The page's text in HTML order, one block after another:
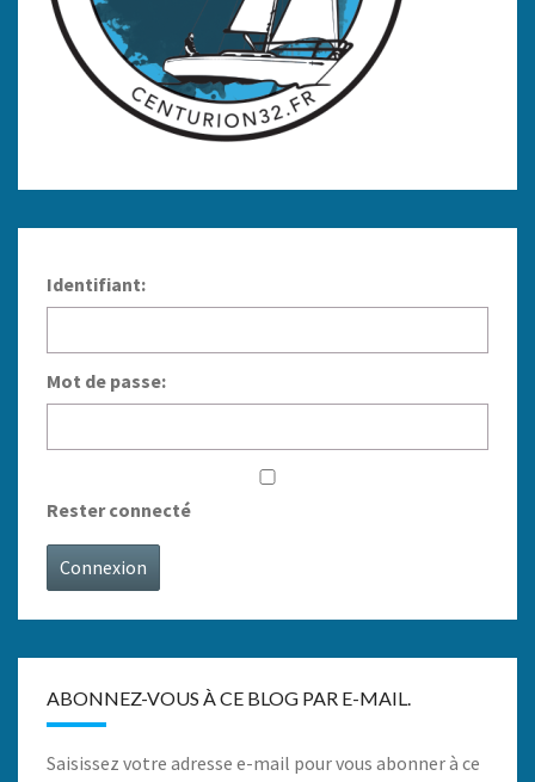
Identifiant:
Mot de passe:
Rester connecté
Connexion
ABONNEZ-VOUS À CE BLOG PAR E-MAIL.
Saisissez votre adresse e-mail pour vous abonner à ce